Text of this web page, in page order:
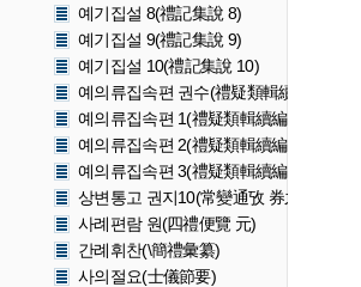
예기집설 8(禮記集說 8)
예기집설 9(禮記集說 9)
예기집설 10(禮記集說 10)
예의류집속편 권수(禮疑類輯續編 卷首)
예의류집속편 1(禮疑類輯續編 1)
예의류집속편 2(禮疑類輯續編 2)
예의류집속편 3(禮疑類輯續編 3)
상변통고 권지10(常變通攷 券之十)
사례편람 원(四禮便覽 元)
간례휘찬(\簡禮彙纂)
사의절요(士儀節要)